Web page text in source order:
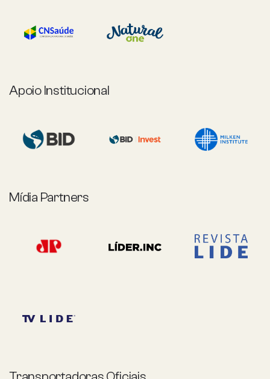
Apoio Institucional
Mídia Partners